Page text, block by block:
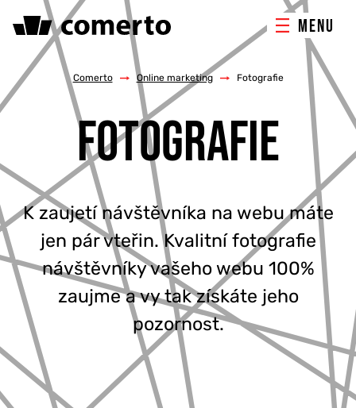
MENU
ONLINE MARKETING
TVORBA WEBU
PORADENSTVÍ & ŠKOLENÍ
REFERENCE
O NÁS
KONTAKTY
777 353 464
Comerto / Online marketing / Fotografie
FOTOGRAFIE
K zaujetí návštěvníka na webu máte
jen pár vteřin. Kvalitní fotografie
návštěvníky vašeho webu 100%
zaujme a vy tak získáte jeho
pozornost.